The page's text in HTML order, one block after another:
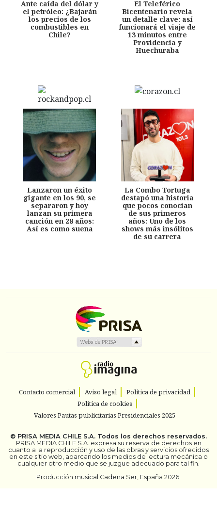
Ante caída del dólar y
el petróleo: ¿Bajarán
los precios de los
combustibles en
Chile?
El Teleférico
Bicentenario revela
un detalle clave: así
funcionará el viaje de
13 minutos entre
Providencia y
Huechuraba
Lanzaron un éxito
gigante en los 90, se
separaron y hoy
lanzan su primera
canción en 28 años:
Así es como suena
La Combo Tortuga
destapó una historia
que pocos conocían
de sus primeros
años: Uno de los
shows más insólitos
de su carrera
Contacto comercial Aviso legal
Política de privacidad
Política de cookies
Valores Pautas publicitarias Presidenciales 2025
© PRISA MEDIA CHILE S.A. Todos los derechos reservados.
PRISA MEDIA CHILE S.A. expresa su reserva de derechos en
cuanto a la reproducción y uso de las obras y servicios ofrecidos
en este sitio web, abarcando los medios de lectura mecánica o
cualquier otro medio que se juzgue adecuado para tal fin.
Producción musical Cadena Ser, España 2026.